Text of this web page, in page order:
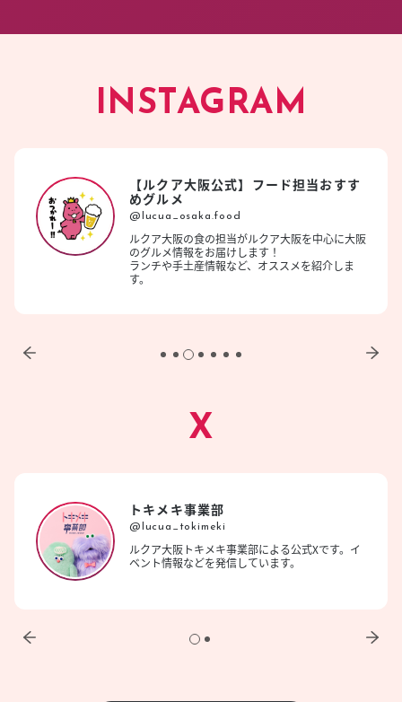
INSTAGRAM
【ルクア大阪公式】フード担当おすす
めグルメ
@lucua_osaka.food
ルクア大阪の食の担当がルクア大阪を中心に大阪
のグルメ情報をお届けします！
ランチや手土産情報など、オススメを紹介しま
す。
X
トキメキ事業部
@lucua_tokimeki
ルクア大阪トキメキ事業部による公式Xです。イ
ベント情報などを発信しています。